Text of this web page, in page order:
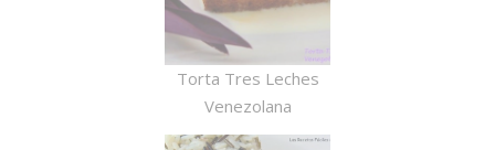
Torta Tres Leches
Venezolana